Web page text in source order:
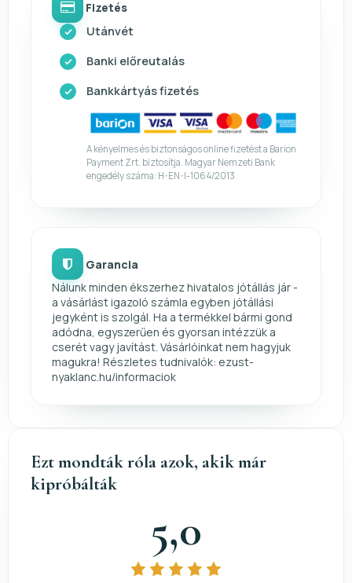
Fizetés
Utánvét
Banki előreutalás
Bankkártyás fizetés
A kényelmes és biztonságos online fizetést a Barion
Payment Zrt. biztosítja. Magyar Nemzeti Bank
engedély száma: H-EN-I-1064/2013
Garancia
Nálunk minden ékszerhez hivatalos jótállás jár -
a vásárlást igazoló számla egyben jótállási
jegyként is szolgál. Ha a termékkel bármi gond
adódna, egyszerűen és gyorsan intézzük a
cserét vagy javítást. Vásárlóinkat nem hagyjuk
magukra! Részletes tudnivalók: ezust-
nyaklanc.hu/informaciok
Ezt mondták róla azok, akik már
kipróbálták
5,0